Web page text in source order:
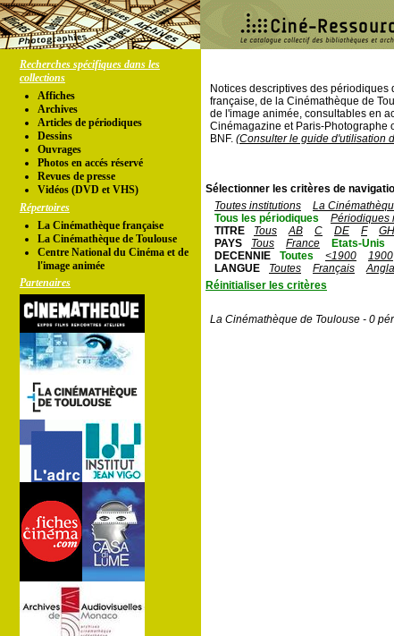
Recherches spécifiques dans les
collections
Affiches
Archives
Articles de périodiques
Dessins
Ouvrages
Photos en accés réservé
Revues de presse
Vidéos (DVD et VHS)
Répertoires
La Cinémathèque française
La Cinémathèque de Toulouse
Centre National du Cinéma et de
l'image animée
Partenaires
Notices descriptives des
française, de la Cinémathèque de
de l'image animée, consultables en
Cinémagazine et Paris-Photographe
BNF. (Consulter le guide d'utilisation
Sélectionner les critères de
Toutes institutions
La
Tous les périodiques
Périodiques
TITRE
Tous AB C DE F
PAYS
Tous France Etats-Unis
DECENNIE
Toutes <1900 1900
LANGUE
Toutes Français
Réinitialiser les critères
La Cinémathèque de Toulouse - 0